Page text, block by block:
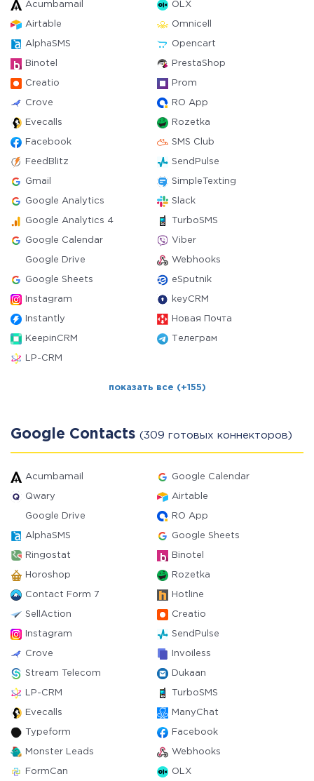
Acumbamail OLX
Airtable Omnicell
AlphaSMS Opencart
Binotel PrestaShop
Creatio Prom
Crove RO App
Evecalls Rozetka
Facebook SMS Club
FeedBlitz SendPulse
Gmail SimpleTexting
Google Analytics Slack
Google Analytics 4 TurboSMS
Google Calendar Viber
Google Drive Webhooks
Google Sheets eSputnik
Instagram keyCRM
Instantly Новая Почта
KeepinCRM Телеграм
LP-CRM
показать все (+155)
Google Contacts (309 готовых коннекторов)
Acumbamail Google Calendar
Qwary Airtable
Google Drive RO App
AlphaSMS Google Sheets
Ringostat Binotel
Horoshop Rozetka
Contact Form 7 Hotline
SellAction Creatio
Instagram SendPulse
Crove Invoiless
Stream Telecom Dukaan
LP-CRM TurboSMS
Evecalls ManyChat
Typeform Facebook
Monster Leads Webhooks
FormCan OLX